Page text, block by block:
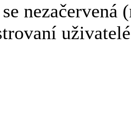
nezačervená